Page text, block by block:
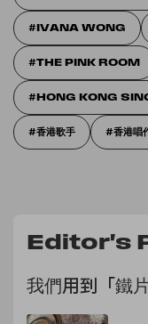
IVANA WONG
THE PINK ROOM
HONG KONG
香港歌手 香港唱
Editor's
我們用到「鐵